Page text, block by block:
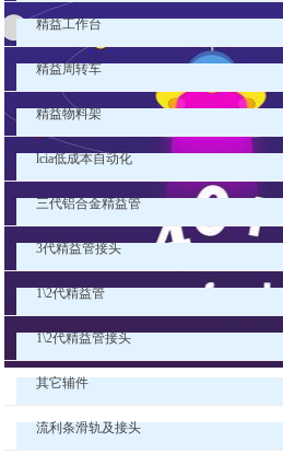
精益工作台
精益周转车
精益物料架
lcia低成本自动化
三代铝合金精益管
3代精益管接头
1\2代精益管
1\2代精益管接头
其它辅件
流利条滑轨及接头